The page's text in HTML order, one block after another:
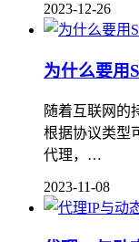
2023-12-26
为什么要用
随着互联网的
根据协议类型
代理，…
2023-11-08